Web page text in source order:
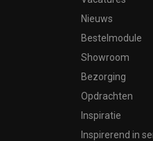
Nieuws
Bestelmodule
Showroom
Bezorging
Opdrachten
Inspiratie
Inspirerend in